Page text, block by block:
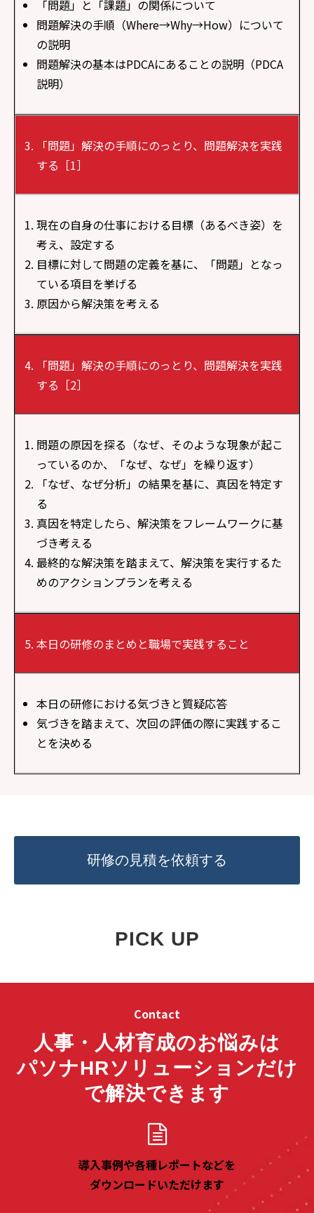
「問題」と「課題」の関係について
問題解決の手順（Where→Why→How）について
の説明
問題解決の基本はPDCAにあることの説明（PDCA
説明）
「問題」解決の手順にのっとり、問題解決を実践
する［1］
現在の自身の仕事における目標（あるべき姿）を
考え、設定する
目標に対して問題の定義を基に、「問題」となっ
ている項目を挙げる
原因から解決策を考える
「問題」解決の手順にのっとり、問題解決を実践
する［2］
問題の原因を探る（なぜ、そのような現象が起こ
っているのか、「なぜ、なぜ」を繰り返す）
「なぜ、なぜ分析」の結果を基に、真因を特定す
る
真因を特定したら、解決策をフレームワークに基
づき考える
最終的な解決策を踏まえて、解決策を実行するた
めのアクションプランを考える
本日の研修のまとめと職場で実践すること
本日の研修における気づきと質疑応答
気づきを踏まえて、次回の評価の際に実践するこ
とを決める
研修の見積を依頼する
PICK UP
Contact
人事・人材育成のお悩みは
パソナHRソリューションだけ
で解決できます
導入事例や各種レポートなどを
ダウンロードいただけます